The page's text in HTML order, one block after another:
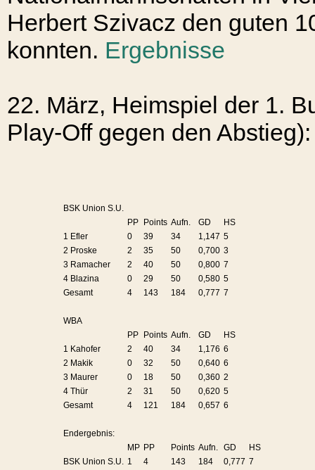
Herbert Szivacz den guten
konnten. Ergebnisse
22. März, Heimspiel der 1.
Play-Off gegen den Abstieg):
BSK Union S.U.
PP
Points Aufn. GD
HS
1 Efler
0 39 34 1,147 5
2 Proske
2 35 50 0,700 3
3 Ramacher
2 40 50 0,800 7
4 Blazina
0 29 50 0,580 5
Gesamt
4 143 184 0,777 7
WBA
PP
Points Aufn. GD
HS
1 Kahofer
2 40 34 1,176 6
2 Makik
0 32 50 0,640 6
3 Maurer
0 18 50 0,360 2
4 Thür
2 31 50 0,620 5
Gesamt
4 121 184 0,657 6
Endergebnis:
MP PP Points Aufn. GD
HS
BSK Union S.U. 1 4 143 184 0,777 7